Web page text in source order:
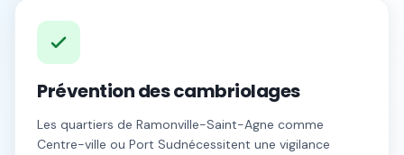
Prévention des cambriolages
Les quartiers de Ramonville-Saint-Agne comme
Centre-ville ou Port Sudnécessitent une vigilance